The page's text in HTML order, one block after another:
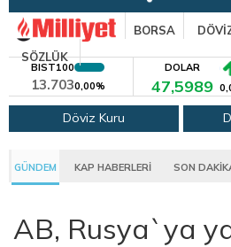
BORSA
SÖZLÜK
BIST100
13.7030,00%
DOLAR
47,5989
Döviz Kuru
GÜNDEM KAP HABERLERİ SON
AB, Rusya`ya